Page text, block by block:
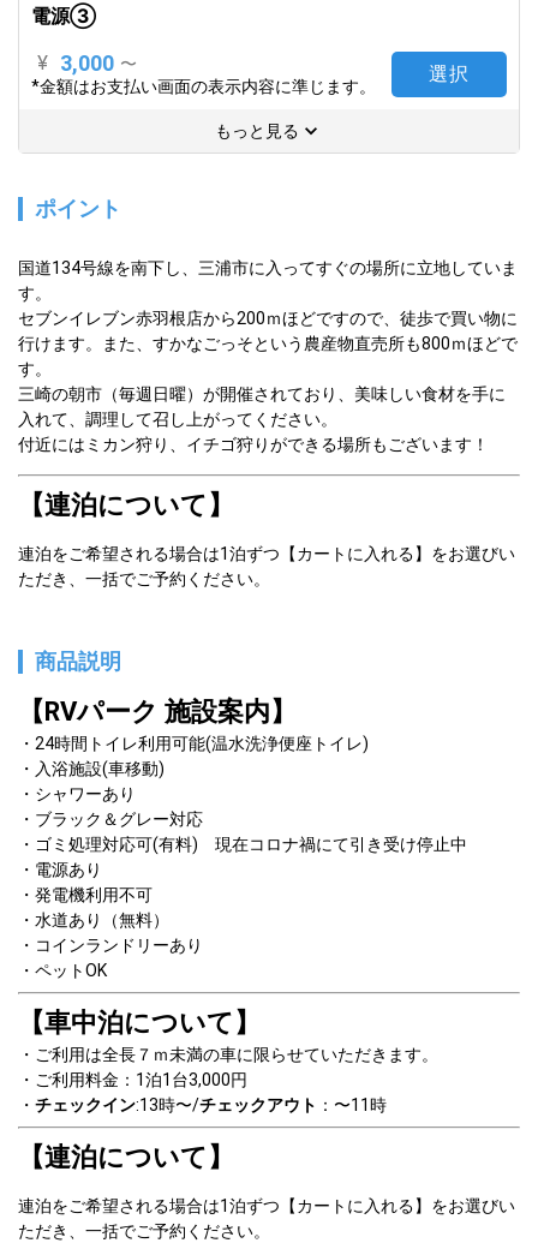
電源③
¥ 3,000 〜
*金額はお支払い画面の表示内容に準じます。
選択
もっと見る
ポイント
国道134号線を南下し、三浦市に入ってすぐの場所に立地していま
す。
セブンイレブン赤羽根店から200ｍほどですので、徒歩で買い物に
行けます。また、すかなごっそという農産物直売所も800ｍほどで
す。
三崎の朝市（毎週日曜）が開催されており、美味しい食材を手に
入れて、調理して召し上がってください。
付近にはミカン狩り、イチゴ狩りができる場所もございます！
【連泊について】
連泊をご希望される場合は1泊ずつ【カートに入れる】をお選びい
ただき、一括でご予約ください。
商品説明
【RVパーク 施設案内】
24時間トイレ利用可能(温水洗浄便座トイレ)
入浴施設(車移動)
シャワーあり
ブラック＆グレー対応
ゴミ処理対応可(有料)　現在コロナ禍にて引き受け停止中
電源あり
発電機利用不可
水道あり（無料）
コインランドリーあり
ペットOK
【車中泊について】
ご利用は全長７ｍ未満の車に限らせていただきます。
ご利用料金：1泊1台3,000円
チェックイン:13時〜/チェックアウト ：〜11時
【連泊について】
連泊をご希望される場合は1泊ずつ【カートに入れる】をお選びい
ただき、一括でご予約ください。